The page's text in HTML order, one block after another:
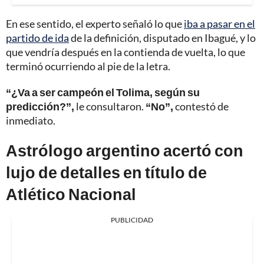
En ese sentido, el expertoseñaló lo queiba a pasar en el
partido de idade la definición, disputado en Ibagué, y lo
que vendría después en la contienda de vuelta, lo que
terminó ocurriendo al pie de la letra.
“¿Va a ser campeón el Tolima, según su
predicción?”, le consultaron. “No”,contestó de
inmediato.
Astrólogo argentino acertó con
lujo de detalles en título de
Atlético Nacional
PUBLICIDAD